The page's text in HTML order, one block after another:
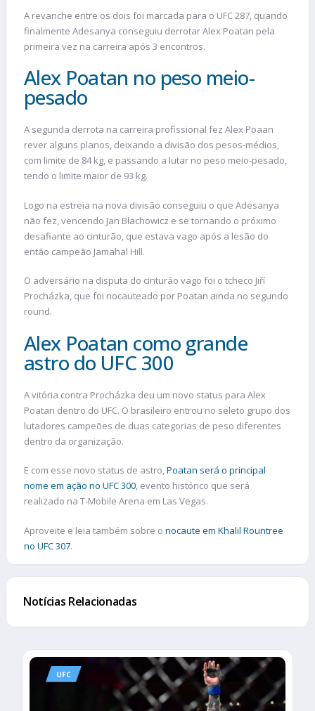
A revanche entre os dois foi marcada para o UFC 287, quando
finalmente Adesanya conseguiu derrotar Alex Poatan pela
primeira vez na carreira após 3 encontros.
Alex Poatan no peso meio-
pesado
A segunda derrota na carreira profissional fez Alex Poaan
rever alguns planos, deixando a divisão dos pesos-médios,
com limite de 84 kg, e passando a lutar no peso meio-pesado,
tendo o limite maior de 93 kg.
Logo na estreia na nova divisão conseguiu o que Adesanya
não fez, vencendo Jan Błachowicz e se tornando o próximo
desafiante ao cinturão, que estava vago após a lesão do
então campeão Jamahal Hill.
O adversário na disputa do cinturão vago foi o tcheco Jiří
Procházka, que foi nocauteado por Poatan ainda no segundo
round.
Alex Poatan como grande
astro do UFC 300
A vitória contra Procházka deu um novo status para Alex
Poatan dentro do UFC. O brasileiro entrou no seleto grupo dos
lutadores campeões de duas categorias de peso diferentes
dentro da organização.
E com esse novo status de astro,Poatan será o principal
nome em ação no UFC 300, evento histórico que será
realizado na T-Mobile Arena em Las Vegas.
Aproveite e leia também sobre o nocaute em Khalil Rountree
no UFC 307.
Notícias Relacionadas
UFC